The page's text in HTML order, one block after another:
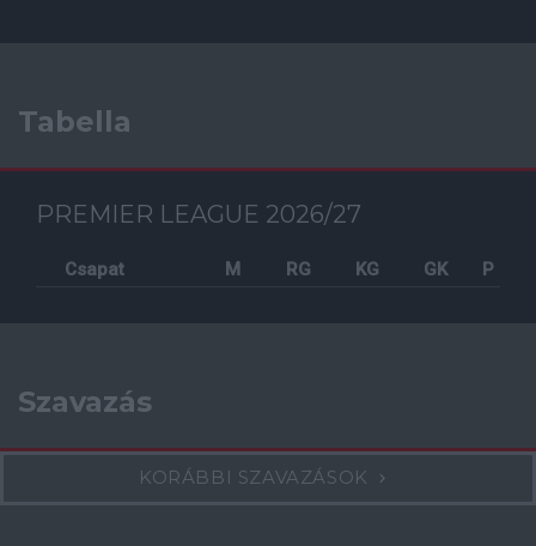
Tabella
PREMIER LEAGUE 2026/27
Csapat M RG KG GK P
Szavazás
KORÁBBI SZAVAZÁSOK